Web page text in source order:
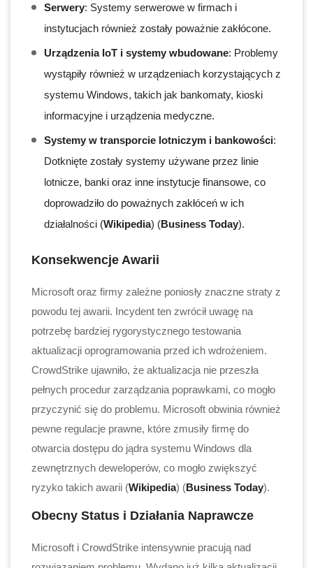
Serwery: Systemy serwerowe w firmach i
instytucjach również zostały poważnie zakłócone.
Urządzenia IoT i systemy wbudowane: Problemy
wystąpiły również w urządzeniach korzystających z
systemu Windows, takich jak bankomaty, kioski
informacyjne i urządzenia medyczne.
Systemy w transporcie lotniczym i bankowości:
Dotknięte zostały systemy używane przez linie
lotnicze, banki oraz inne instytucje finansowe, co
doprowadziło do poważnych zakłóceń w ich
działalności​ (Wikipedia)​​ (Business Today)​.
Konsekwencje Awarii
Microsoft oraz firmy zależne poniosły znaczne straty z
powodu tej awarii. Incydent ten zwrócił uwagę na
potrzebę bardziej rygorystycznego testowania
aktualizacji oprogramowania przed ich wdrożeniem.
CrowdStrike ujawniło, że aktualizacja nie przeszła
pełnych procedur zarządzania poprawkami, co mogło
przyczynić się do problemu. Microsoft obwinia również
pewne regulacje prawne, które zmusiły firmę do
otwarcia dostępu do jądra systemu Windows dla
zewnętrznych deweloperów, co mogło zwiększyć
ryzyko takich awarii​ (Wikipedia)​​ (Business Today)​.
Obecny Status i Działania Naprawcze
Microsoft i CrowdStrike intensywnie pracują nad